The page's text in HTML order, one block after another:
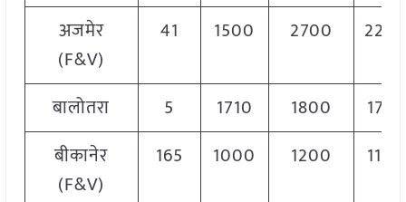
अजमेर
(F&V)
41 1500 2700
बालोतरा 5 1710 1800
1780
बीकानेर
(F&V)
165 1000 1200 1100